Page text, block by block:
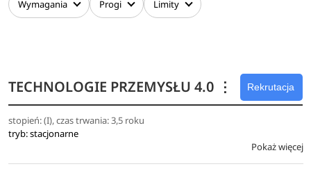
zakresu:
zaawansowanych technik projektowania i
programowania systemów wbudowanych,
aplikacji wielowątkowych i systemów
rekonfigurowalnych,
teorii sygnałów i optymalizacji w praktycznych
aplikacjach.
Wymagania Progi Limity
TECHNOLOGIE PRZEMYSŁU 4.0 ⋮ Rekrutacja
stopień: (I), czas trwania: 3,5 roku
tryb: stacjonarne
Pokaż więcej